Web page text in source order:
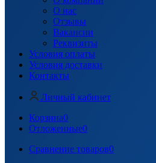
О нас
Отзывы
Вакансии
Реквизиты
Условия оплаты
Условия доставки
Контакты
Личный кабинет
Корзина0
Отложенные0
Сравнение товаров0